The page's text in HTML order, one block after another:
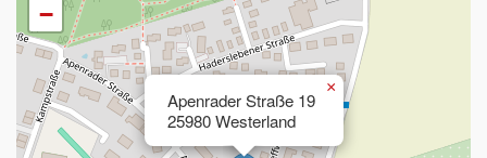
Apenrader Straße 19
25980 Westerland
×
−